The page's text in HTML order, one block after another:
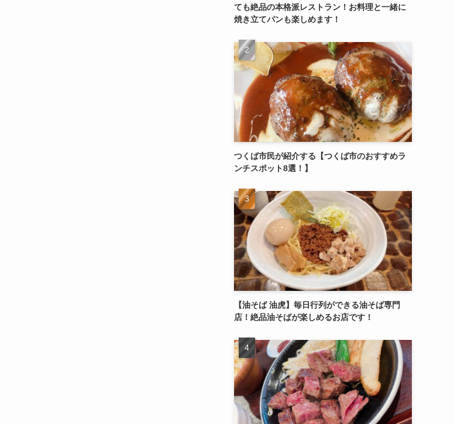
ても絶品の本格派レストラン！お料理と一緒に
焼き立てパンも楽しめます！
つくば市民が紹介する【つくば市のおすすめラ
ンチスポット8選！】
【油そば 油虎】毎日行列ができる油そば専門
店！絶品油そばが楽しめるお店です！